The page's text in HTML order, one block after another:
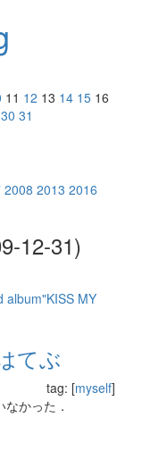
11 12 13 14 15 16
30 31
2008 2013 2016
12-31)
album"KISS MY
tag: [myself]
かった．